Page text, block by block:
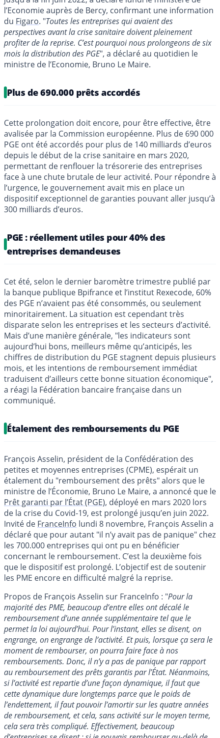
l’Economie auprès de Bercy, confirmant une information
du Figaro. "Toutes les entreprises qui avaient des
perspectives avant la crise sanitaire doivent pleinement
profiter de la reprise. C’est pourquoi nous prolongeons de six
mois la distribution des PGE", a déclaré au quotidien le
ministre de l’Economie, Bruno Le Maire.
Plus de 690.000 prêts accordés
Cette prolongation doit encore, pour être effective, être
avalisée par la Commission européenne. Plus de 690 000
PGE ont été accordés pour plus de 140 milliards d’euros
depuis le début de la crise sanitaire en mars 2020,
permettant de renflouer la trésorerie des entreprises
face à une chute brutale de leur activité. Pour répondre à
l’urgence, le gouvernement avait mis en place un
dispositif exceptionnel de garanties pouvant aller jusqu’à
300 milliards d’euros.
PGE : réellement utiles pour 40% des
entreprises demandeuses
Cet été, selon le dernier baromètre trimestre publié par
la banque publique Bpifrance et l’institut Rexecode, 60%
des PGE n’avaient pas été consommés, ou seulement
minoritairement. La situation est cependant très
disparate selon les entreprises et les secteurs d’activité.
Mais d’une manière générale, "les indicateurs sont
aujourd’hui bons, meilleurs même qu’anticipés, les
chiffres de distribution du PGE stagnent depuis plusieurs
mois, et les intentions de remboursement immédiat
traduisent d’ailleurs cette bonne situation économique",
a réagi la Fédération bancaire française dans un
communiqué.
Étalement des remboursements du PGE
François Asselin, président de la Confédération des
petites et moyennes entreprises (CPME), espérait un
étalement du "remboursement des prêts" alors que le
ministre de l’Économie, Bruno Le Maire, a annoncé que le
Prêt garanti par l’État (PGE), déployé en mars 2020 lors
de la crise du Covid-19, est prolongé jusqu’en juin 2022.
Invité de FranceInfo lundi 8 novembre, François Asselin a
déclaré que pour autant "il n’y avait pas de panique" chez
les 700.000 entreprises qui ont pu en bénéficier
concernant le remboursement. C’est la deuxième fois
que le dispositif est prolongé. L’objectif est de soutenir
les PME encore en difficulté malgré la reprise.
Propos de François Asselin sur FranceInfo : "Pour la
majorité des PME, beaucoup d’entre elles ont décalé le
remboursement d’une année supplémentaire tel que le
permet la loi aujourd’hui. Pour l’instant, elles se disent, on
engrange, on engrange de l’activité. Et puis, lorsque ça sera le
moment de rembourser, on pourra faire face à nos
remboursements. Donc, il n’y a pas de panique par rapport
au remboursement des prêts garantis par l’État. Néanmoins,
si l’activité est repartie d’une façon dynamique, il faut que
cette dynamique dure longtemps parce que le poids de
l’endettement, il faut pouvoir l’amortir sur les quatre années
de remboursement, et cela, sans activité sur le moyen terme,
cela sera très compliqué. Effectivement, beaucoup